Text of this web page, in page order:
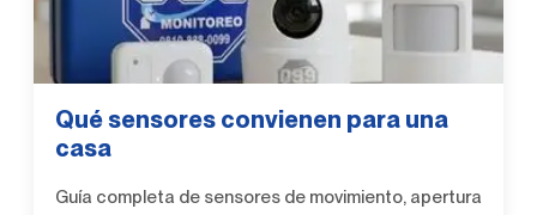
Qué sensores convienen para una
casa
Guía completa de sensores de movimiento, apertura